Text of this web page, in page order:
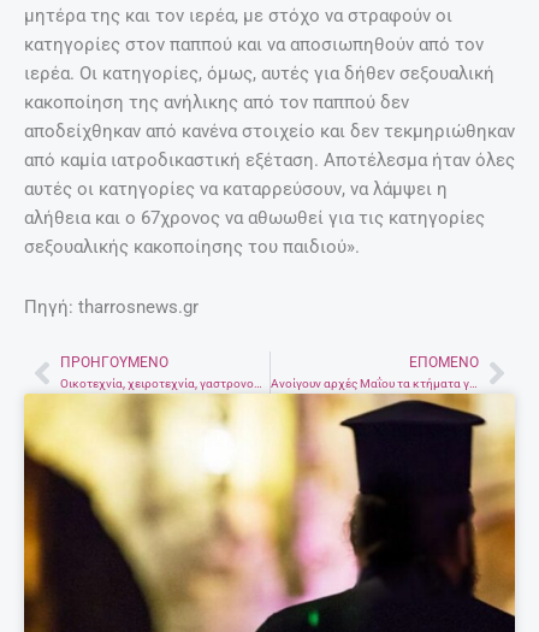
μητέρα της και τον ιερέα, με στόχο να στραφούν οι
κατηγορίες στον παππού και να αποσιωπηθούν από τον
ιερέα. Οι κατηγορίες, όμως, αυτές για δήθεν σεξουαλική
κακοποίηση της ανήλικης από τον παππού δεν
αποδείχθηκαν από κανένα στοιχείο και δεν τεκμηριώθηκαν
από καμία ιατροδικαστική εξέταση. Αποτέλεσμα ήταν όλες
αυτές οι κατηγορίες να καταρρεύσουν, να λάμψει η
αλήθεια και ο 67χρονος να αθωωθεί για τις κατηγορίες
σεξουαλικής κακοποίησης του παιδιού».
Πηγή: tharrosnews.gr
PrevΠΡΟΗΓΟΎΜΕΝΟ ΕΠΌΜΕΝΟ
Ανοίγουν αρχές Μαΐου τα κτήματα για γάμους και βαφτίσεις